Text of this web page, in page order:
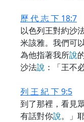
歷 代 志 下 18:7
以色列王對約沙
米該雅。我們可
為他指著我所說
沙法說 ：「王不
列 王 紀 下 9:5
到了那裡，看見
有話對你說。」